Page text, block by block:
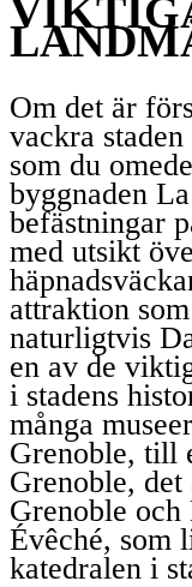
Om det är
vackra
som du
byggnaden
befästningar
med utsikt
attraktion
naturligtvis
en av de
i stadens
många
Grenoble, till
Grenoble,
Grenoble och
Évêché, som
katedralen i